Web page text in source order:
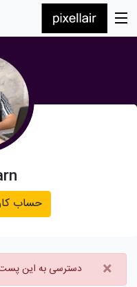
حساب
× دسترسی به این پست